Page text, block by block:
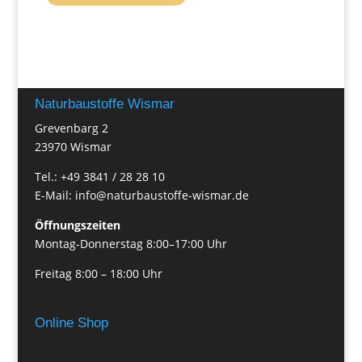
Naturbaustoffe Wismar
Grevenbarg 2
23970 Wismar
Tel.: +49 3841 / 28 28 10
E-Mail: info@naturbaustoffe-wismar.de
Öffnungszeiten
Montag-Donnerstag 8:00–17:00 Uhr
Freitag 8:00 – 18:00 Uhr
Online Shop